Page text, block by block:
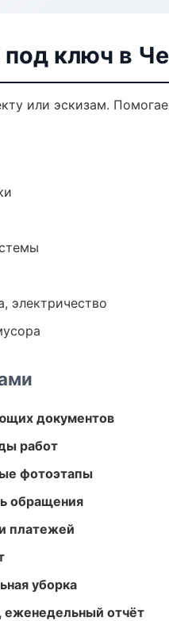
ключ в
или эскизам.
электричество
документов
работ
фотоэтапы
обращения
платежей
уборка
еженедельный отчёт